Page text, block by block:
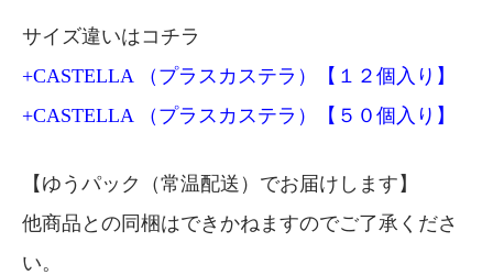
サイズ違いはコチラ
+CASTELLA （プラスカステラ）【１２個入り】
+CASTELLA （プラスカステラ）【５０個入り】
【ゆうパック（常温配送）でお届けします】
他商品との同梱はできかねますのでご了承くださ
い。